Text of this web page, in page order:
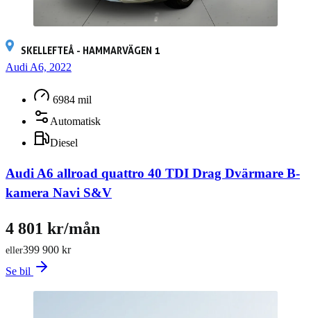
SKELLEFTEÅ - HAMMARVÄGEN 1
Audi A6, 2022
6984 mil
Automatisk
Diesel
Audi A6 allroad quattro 40 TDI Drag Dvärmare B-
kamera Navi S&V
399 900 kr
eller
4 801 kr/mån
Se bil